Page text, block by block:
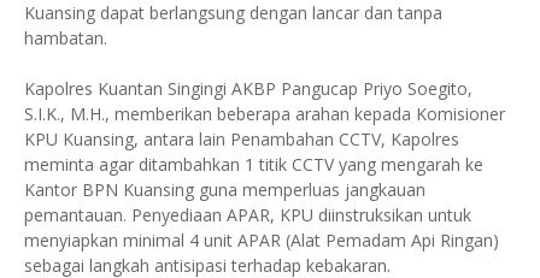
Kuansing dapat berlangsung dengan lancar dan tanpa
hambatan.
Kapolres Kuantan Singingi AKBP Pangucap Priyo Soegito,
S.I.K., M.H., memberikan beberapa arahan kepada Komisioner
KPU Kuansing, antara lain Penambahan CCTV, Kapolres
meminta agar ditambahkan 1 titik CCTV yang mengarah ke
Kantor BPN Kuansing guna memperluas jangkauan
pemantauan. Penyediaan APAR, KPU diinstruksikan untuk
menyiapkan minimal 4 unit APAR (Alat Pemadam Api Ringan)
sebagai langkah antisipasi terhadap kebakaran.